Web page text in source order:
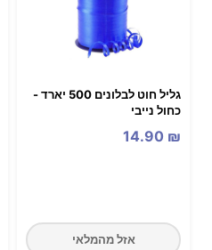
גליל חוט לבלונים 500 יארד -
כחול נייבי
14.90 ₪
אזל מהמלאי